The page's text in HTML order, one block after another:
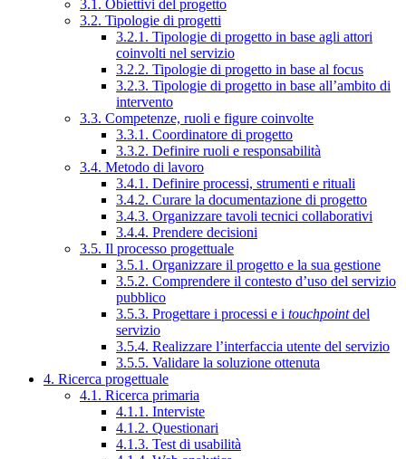
3.1. Obiettivi del progetto
3.2. Tipologie di progetti
3.2.1. Tipologie di progetto in base agli attori
coinvolti nel servizio
3.2.2. Tipologie di progetto in base al focus
3.2.3. Tipologie di progetto in base all’ambito di
intervento
3.3. Competenze, ruoli e figure coinvolte
3.3.1. Coordinatore di progetto
3.3.2. Definire ruoli e responsabilità
3.4. Metodo di lavoro
3.4.1. Definire processi, strumenti e rituali
3.4.2. Curare la documentazione di progetto
3.4.3. Organizzare tavoli tecnici collaborativi
3.4.4. Prendere decisioni
3.5. Il processo progettuale
3.5.1. Organizzare il progetto e la sua gestione
3.5.2. Comprendere il contesto d’uso del servizio
pubblico
3.5.3. Progettare i processi e i touchpointdel
servizio
3.5.4. Realizzare l’interfaccia utente del servizio
3.5.5. Validare la soluzione ottenuta
4. Ricerca progettuale
4.1. Ricerca primaria
4.1.1. Interviste
4.1.2. Questionari
4.1.3. Test di usabilità